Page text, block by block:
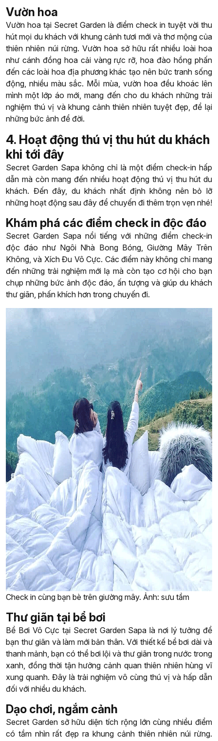
Vườn hoa
Vườn hoa tại Secret Garden là điểm check in tuyệt vời thu
hút mọi du khách với khung cảnh tươi mới và thơ mộng của
thiên nhiên núi rừng. Vườn hoa sở hữu rất nhiều loài hoa
như cánh đồng hoa cải vàng rực rỡ, hoa đào hồng phấn
đến các loài hoa địa phương khác tạo nên bức tranh sống
động, nhiều màu sắc. Mỗi mùa, vườn hoa đều khoác lên
mình một lớp áo mới, mang đến cho du khách những trải
nghiệm thú vị và khung cảnh thiên nhiên tuyệt đẹp, để lại
những bức ảnh để đời.
4. Hoạt động thú vị thu hút du khách
khi tới đây
Secret Garden Sapa không chỉ là một điểm check-in hấp
dẫn mà còn mang đến nhiều hoạt động thú vị thu hút du
khách. Đến đây, du khách nhất định không nên bỏ lỡ
những hoạt động sau đây để chuyến đi thêm trọn vẹn nhé!
Khám phá các điểm check in độc đáo
Secret Garden Sapa nổi tiếng với những điểm check-in
độc đáo như Ngôi Nhà Bong Bóng, Giường Mây Trên
Không, và Xích Đu Vô Cực. Các điểm này không chỉ mang
đến những trải nghiệm mới lạ mà còn tạo cơ hội cho bạn
chụp những bức ảnh độc đáo, ấn tượng và giúp du khách
thư giãn, phấn khích hơn trong chuyến đi.
Check in cùng bạn bè trên giường mây. Ảnh: sưu tầm
Thư giãn tại bể bơi
Bể Bơi Vô Cực tại Secret Garden Sapa là nơi lý tưởng để
bạn thư giãn và làm mới bản thân. Với thiết kế bể bơi dài và
thanh mảnh, bạn có thể bơi lội và thư giãn trong nước trong
xanh, đồng thời tận hưởng cảnh quan thiên nhiên hùng vĩ
xung quanh. Đây là trải nghiệm vô cùng thú vị và hấp dẫn
đối với nhiều du khách.
Dạo chơi, ngắm cảnh
Secret Garden sở hữu diện tích rộng lớn cùng nhiều điểm
có tầm nhìn rất đẹp ra khung cảnh thiên nhiên núi rừng.